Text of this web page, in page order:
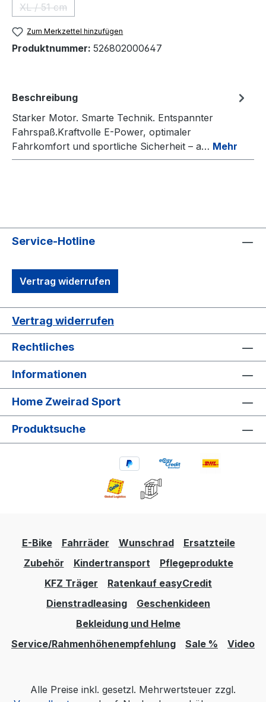
XL / 51 cm
(Diese Option ist zurzeit nicht verfügbar.)
Zum Merkzettel hinzufügen
Produktnummer: 526802000647
Beschreibung
Starker Motor. Smarte Technik. Entspannter
Fahrspaß.Kraftvolle E-Power, optimaler
Fahrkomfort und sportliche Sicherheit – a… Mehr
Service-Hotline
Vertrag widerrufen
Vertrag widerrufen
Rechtliches
Informationen
Home Zweirad Sport
Produktsuche
E-Bike Fahrräder Wunschrad
Ersatzteile
Zubehör
Kindertransport
Pflegeprodukte
KFZ Träger
Ratenkauf easyCredit
Dienstradleasing
Geschenkideen
Bekleidung und Helme
Service/Rahmenhöhenempfehlung
Sale % Video
Alle Preise inkl. gesetzl. Mehrwertsteuer zzgl.